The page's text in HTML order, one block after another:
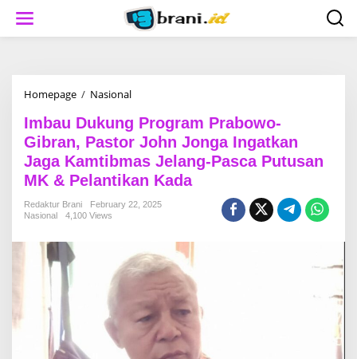
i
Homepage / Nasional
b
a
u
D
u
u
P
r
o
a
Imbau Dukung Program Prabowo-
Gibran, Pastor John Jonga Ingatkan
Jaga Kamtibmas Jelang-Pasca Putusan
MK & Pelantikan Kada
Redaktur Brani
February 22, 2025
Nasional
4,100 Views